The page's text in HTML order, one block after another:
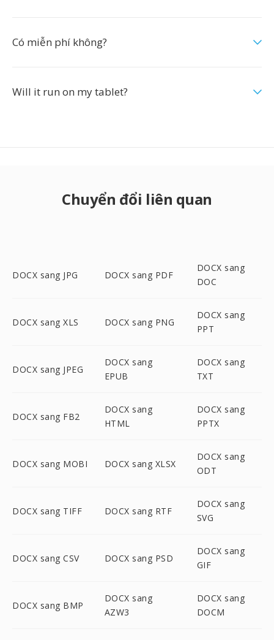
Có miễn phí không?
Will it run on my tablet?
Chuyển đổi liên quan
DOCX sang JPG DOCX sang PDF
DOCX sang
DOC
DOCX sang XLS DOCX sang PNG
DOCX sang
PPT
DOCX sang JPEG
DOCX sang
EPUB
DOCX sang
TXT
DOCX sang FB2
DOCX sang
HTML
DOCX sang
PPTX
DOCX sang MOBI DOCX sang XLSX
DOCX sang
ODT
DOCX sang TIFF DOCX sang RTF
DOCX sang
SVG
DOCX sang CSV DOCX sang PSD
DOCX sang
GIF
DOCX sang BMP
DOCX sang
AZW3
DOCX sang
DOCM